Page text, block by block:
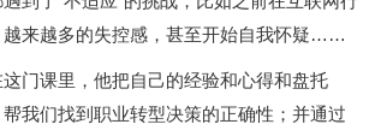
越来越多的失控感，甚至开始自我怀疑……
门课里，他把自己的经验和心得和盘托
我们找到职业转型决策的正确性；并通过